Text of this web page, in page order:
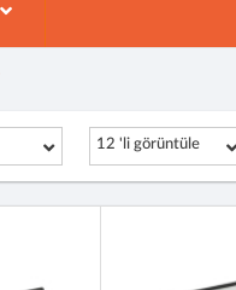
12 'li görüntüle